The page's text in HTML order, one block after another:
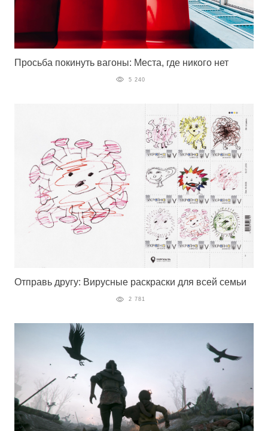
Просьба покинуть вагоны: Места, где никого нет
5 240
Отправь другу: Вирусные раскраски для всей семьи
2 781